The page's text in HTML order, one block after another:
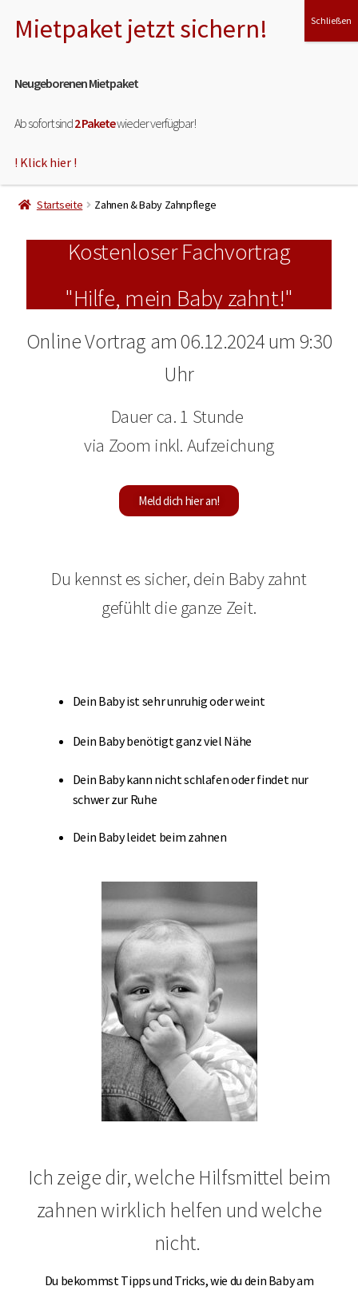
MEINE LEISTUNGEN
INDIVIDUELLE STOFFWINDEL BERATUNG
STOFFWINDEL WORKSHOP
Startseite Zahnen & Baby Zahnpflege
Kostenloser Fachvortrag
"Hilfe, mein Baby zahnt!"
Online Vortrag am 06.12.2024 um 9:30
Uhr
Dauer ca. 1 Stunde
via Zoom inkl. Aufzeichung
Meld dich hier an!
Du kennst es sicher, dein Baby zahnt
gefühlt die ganze Zeit.
Dein Baby ist sehr unruhig oder weint
Dein Baby benötigt ganz viel Nähe
Dein Baby kann nicht schlafen oder findet nur
schwer zur Ruhe
Dein Baby leidet beim zahnen
Ich zeige dir, welche Hilfsmittel beim
zahnen wirklich helfen und welche
nicht.
Du bekommst Tipps und Tricks, wie du dein Baby am
Neugeborenen Mietpaket
Ab sofort sind2 Paketewieder verfügbar!
! Klick hier !